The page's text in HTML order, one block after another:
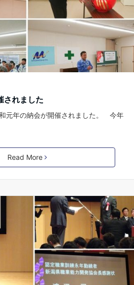
されました
元年の納会が開催されました。 今年
Read More